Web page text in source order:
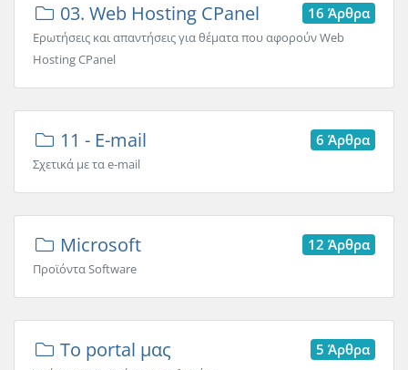
16 Άρθρα
03. Web Hosting CPanel
Ερωτήσεις και απαντήσεις για θέματα που αφορούν Web
Hosting CPanel
6 Άρθρα
11 - E-mail
Σχετικά με τα e-mail
12 Άρθρα
Microsoft
Προϊόντα Software
5 Άρθρα
To portal μας